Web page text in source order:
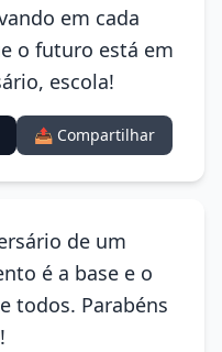
em cada
o futuro está em
escola!
📤 Compartilhar
de um
é a base e o
todos. Parabéns